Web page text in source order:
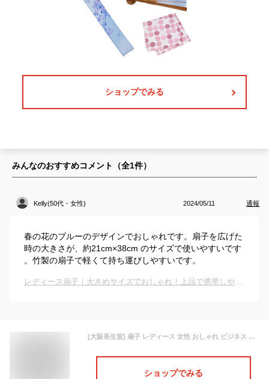
ショップでみる
みんなのおすすめコメント（全1件）
Kelly(50代・女性) 2024/05/11 通報
春の花のブルーのデザインでおしゃれです。扇子を広げた
時の大きさが、約21cm×38cm のサイズで使いやすいです
。竹製の扇子で軽くて持ち運びしやすいです。
レディース扇子｜大きめサイズでおしゃれ！上品で携帯しやすい扇子のおすすめは？
[大阪長生堂] 扇子 レディース 女性 おしゃれ ビジネス 扇子袋 扇子入れ ハンカチ付セット 春花 ブルー
ショップでみる